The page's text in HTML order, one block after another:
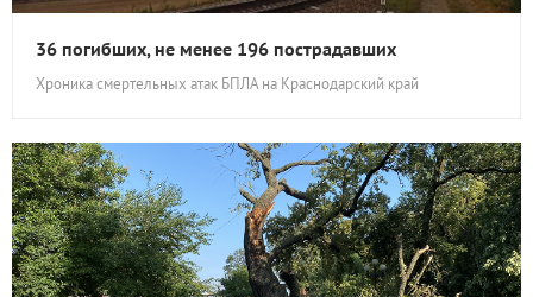
36 погибших, не менее 196 пострадавших
Хроника смертельных атак БПЛА на Краснодарский край